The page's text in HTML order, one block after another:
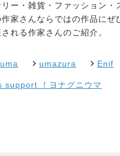
ー・雑貨・ファッション・
家さんならではの作品にぜ
れる作家さんのご紹介。
umazura Enif
support ！ヨナグニウマ